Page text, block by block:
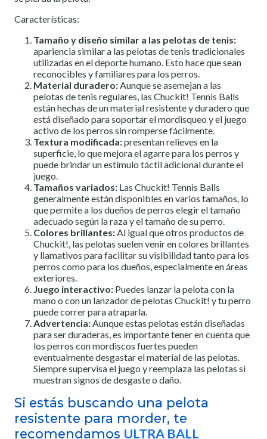
Características:
Tamaño y diseño similar a las pelotas de tenis:
apariencia similar a las pelotas de tenis tradicionales
utilizadas en el deporte humano. Esto hace que sean
reconocibles y familiares para los perros.
Material duradero: Aunque se asemejan a las
pelotas de tenis regulares, las Chuckit! Tennis Balls
están hechas de un material resistente y duradero que
está diseñado para soportar el mordisqueo y el juego
activo de los perros sin romperse fácilmente.
Textura modificada:presentan relieves en la
superficie, lo que mejora el agarre para los perros y
puede brindar un estímulo táctil adicional durante el
juego.
Tamaños variados: Las Chuckit! Tennis Balls
generalmente están disponibles en varios tamaños, lo
que permite a los dueños de perros elegir el tamaño
adecuado según la raza y el tamaño de su perro.
Colores brillantes: Al igual que otros productos de
Chuckit!, las pelotas suelen venir en colores brillantes
y llamativos para facilitar su visibilidad tanto para los
perros como para los dueños, especialmente en áreas
exteriores.
Juego interactivo: Puedes lanzar la pelota con la
mano o con un lanzador de pelotas Chuckit! y tu perro
puede correr para atraparla.
Advertencia: Aunque estas pelotas están diseñadas
para ser duraderas, es importante tener en cuenta que
los perros con mordiscos fuertes pueden
eventualmente desgastar el material de las pelotas.
Siempre supervisa el juego y reemplaza las pelotas si
muestran signos de desgaste o daño.
Si estás buscando una pelota
resistente para morder, te
recomendamos ULTRA BALL